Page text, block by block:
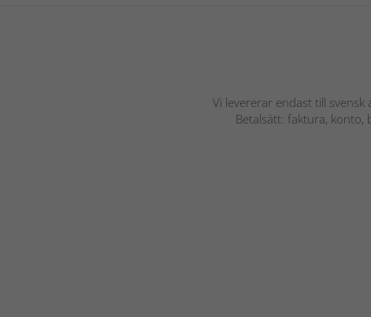
Vi levererar endast till
Betalsätt: faktura, konto,